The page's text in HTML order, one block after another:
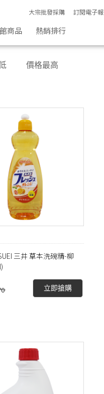
大宗批發採購 訂閱電子報
商品 熱銷排行
價格最高
三井 草本洗碗精-柳
立即搶購